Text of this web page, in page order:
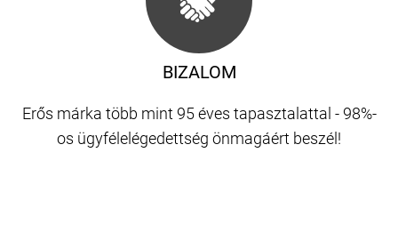
BIZALOM
Erős márka több mint 95 éves tapasztalattal - 98%-
os ügyfélelégedettség önmagáért beszél!